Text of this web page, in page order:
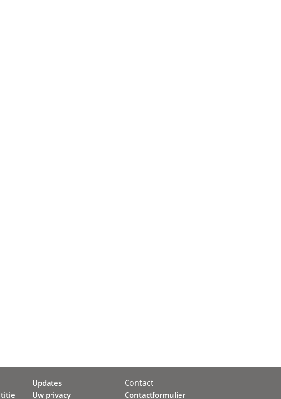
Updates
Uw privacy
Contact
Contactformulier